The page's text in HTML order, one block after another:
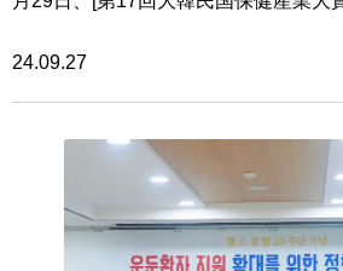
24.09.27